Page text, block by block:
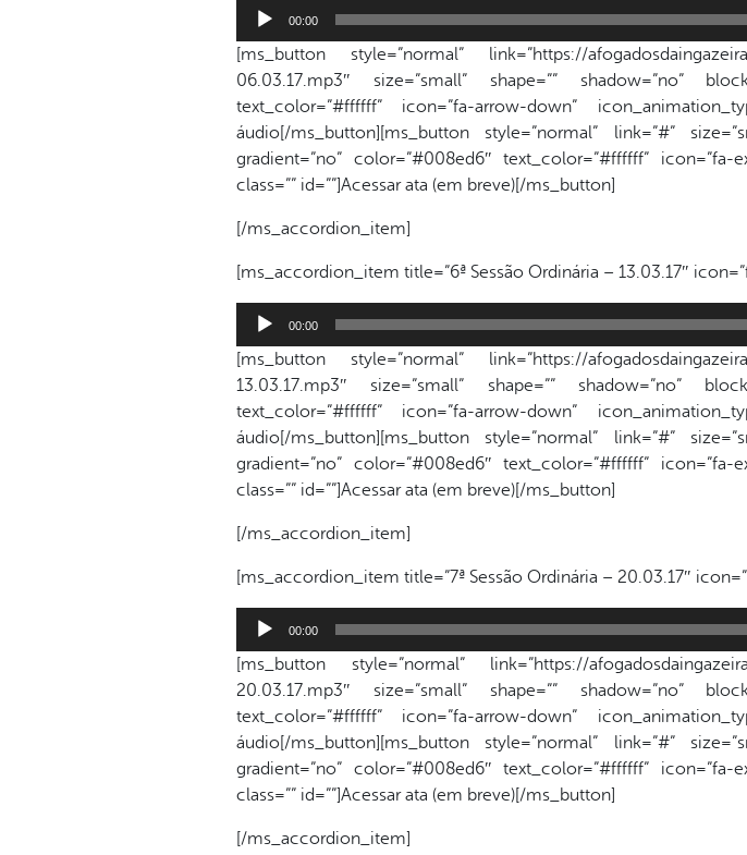
Tocador
áudio
00:00
[ms_button style=”normal” link=”https://
06.03.17.mp3″ size=”small” shape=”” shadow=”no”
text_color=”#ffffff” icon=”fa-arrow-down”
áudio[/ms_button][ms_button style=”normal” link=”#”
gradient=”no” color=”#008ed6″ text_color=”#ffffff” icon=”fa-
class=”” id=””]Acessar ata (em breve)[/ms_button]
[/ms_accordion_item]
[ms_accordion_item title=”6ª Sessão Ordinária – 13.03.17″
Tocador
áudio
00:00
[ms_button style=”normal” link=”https://
13.03.17.mp3″ size=”small” shape=”” shadow=”no”
text_color=”#ffffff” icon=”fa-arrow-down”
áudio[/ms_button][ms_button style=”normal” link=”#”
gradient=”no” color=”#008ed6″ text_color=”#ffffff” icon=”fa-
class=”” id=””]Acessar ata (em breve)[/ms_button]
[/ms_accordion_item]
[ms_accordion_item title=”7ª Sessão Ordinária – 20.03.17″
Tocador
áudio
00:00
[ms_button style=”normal” link=”https://
20.03.17.mp3″ size=”small” shape=”” shadow=”no”
text_color=”#ffffff” icon=”fa-arrow-down”
áudio[/ms_button][ms_button style=”normal” link=”#”
gradient=”no” color=”#008ed6″ text_color=”#ffffff” icon=”fa-
class=”” id=””]Acessar ata (em breve)[/ms_button]
[/ms_accordion_item]